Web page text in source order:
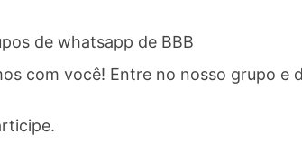
de whatsapp de BBB
com você! Entre no nosso grupo e